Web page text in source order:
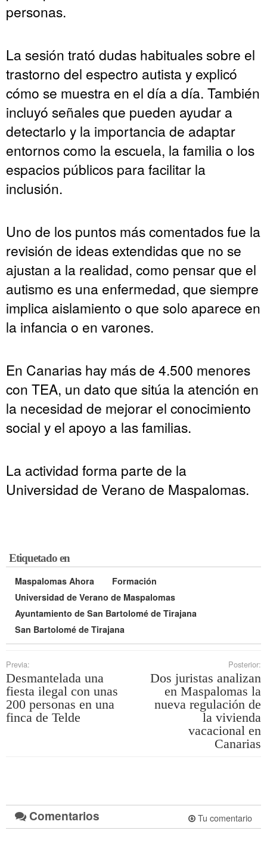
personas.
La sesión trató dudas habituales sobre el
trastorno del espectro autista y explicó
cómo se muestra en el día a día. También
incluyó señales que pueden ayudar a
detectarlo y la importancia de adaptar
entornos como la escuela, la familia o los
espacios públicos para facilitar la
inclusión.
Uno de los puntos más comentados fue la
revisión de ideas extendidas que no se
ajustan a la realidad, como pensar que el
autismo es una enfermedad, que siempre
implica aislamiento o que solo aparece en
la infancia o en varones.
En Canarias hay más de 4.500 menores
con TEA, un dato que sitúa la atención en
la necesidad de mejorar el conocimiento
social y el apoyo a las familias.
La actividad forma parte de la
Universidad de Verano de Maspalomas.
Etiquetado en
Maspalomas Ahora
Formación
Universidad de Verano de Maspalomas
Ayuntamiento de San Bartolomé de Tirajana
San Bartolomé de Tirajana
Previa:
Desmantelada una
fiesta ilegal con unas
200 personas en una
finca de Telde
Posterior:
Dos juristas analizan
en Maspalomas la
nueva regulación de
la vivienda
vacacional en
Canarias
Comentarios Tu comentario